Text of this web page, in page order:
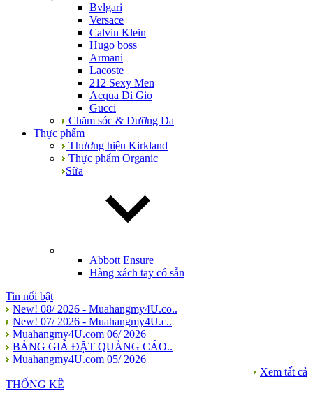
Bvlgari
Versace
Calvin Klein
Hugo boss
Armani
Lacoste
212 Sexy Men
Acqua Di Gio
Gucci
Chăm sóc & Dưỡng Da
Thực phẩm
Thương hiệu Kirkland
Thực phẩm Organic
Sữa
Abbott Ensure
Hàng xách tay có sẵn
Tin nổi bật
New! 08/ 2026 - Muahangmy4U.co..
New! 07/ 2026 - Muahangmy4U.c..
Muahangmy4U.com 06/ 2026
BẢNG GIÁ ĐẶT QUẢNG CÁO..
Muahangmy4U.com 05/ 2026
Xem tất cả
THỐNG KÊ